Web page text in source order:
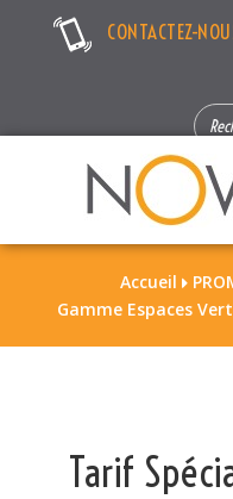
CONTACTEZ-
FOR:
Accueil 
Gamme Espaces
Tarif